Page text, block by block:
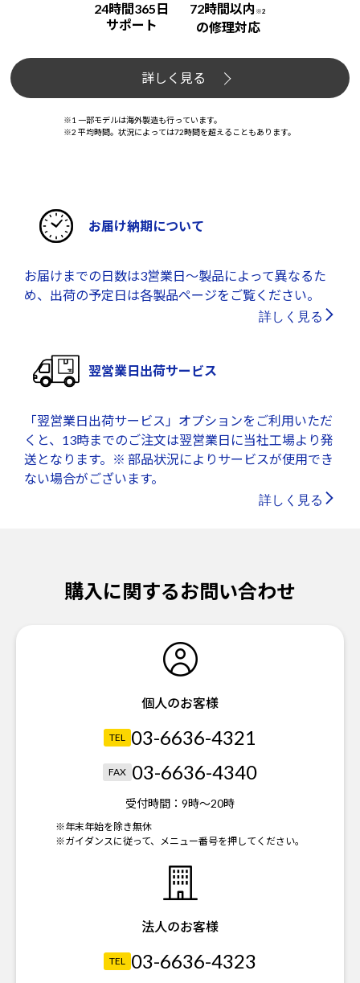
24時間365日
サポート
72時間以内 ※2
の修理対応
詳しく見る
※1 一部モデルは海外製造も行っています。
※2 平均時間。状況によっては72時間を超えることもあります。
お届け納期について
お届けまでの日数は3営業日～製品によって異なるた
め、出荷の予定日は各製品ページをご覧ください。
詳しく見る
翌営業日出荷サービス
「翌営業日出荷サービス」オプションをご利用いただ
くと、13時までのご注文は翌営業日に当社工場より発
送となります。※ 部品状況によりサービスが使用でき
ない場合がございます。
詳しく見る
購入に関するお問い合わせ
個人のお客様
TEL 03-6636-4321
FAX 03-6636-4340
受付時間： 9時～20時
※年末年始を除き無休
※ガイダンスに従って、メニュー番号を押してください。
法人のお客様
TEL 03-6636-4323